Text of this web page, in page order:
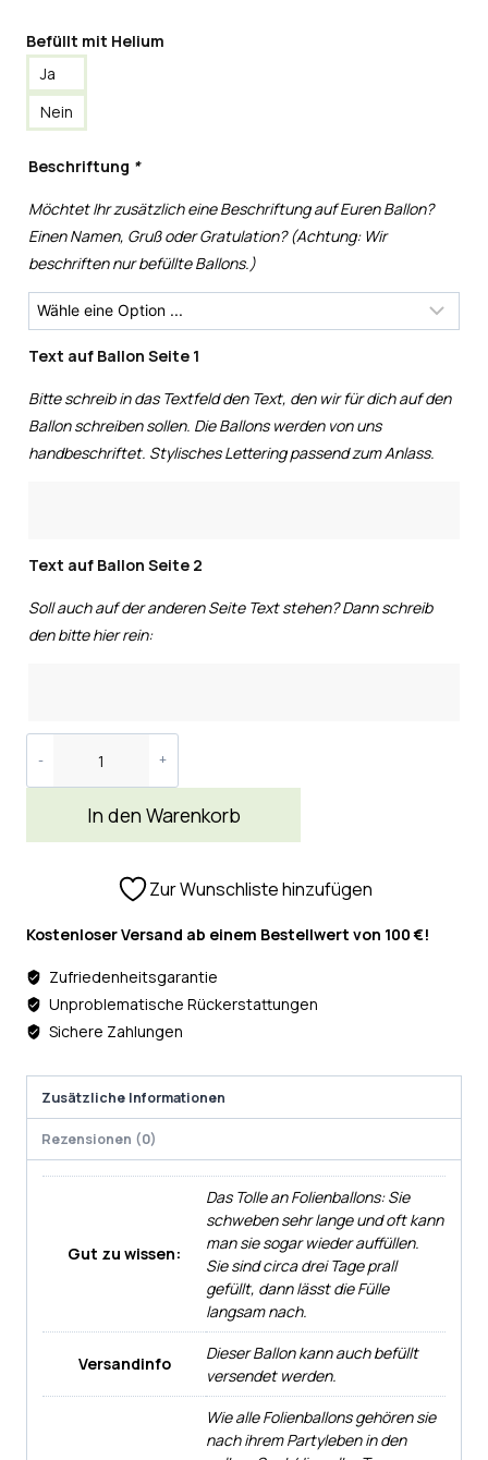
Befüllt mit Helium
Ja
Nein
Beschriftung *
Möchtet Ihr zusätzlich eine Beschriftung auf Euren Ballon?
Einen Namen, Gruß oder Gratulation? (Achtung: Wir
beschriften nur befüllte Ballons.)
Text auf Ballon Seite 1
Bitte schreib in das Textfeld den Text, den wir für dich auf den
Ballon schreiben sollen. Die Ballons werden von uns
handbeschriftet. Stylisches Lettering passend zum Anlass.
Text auf Ballon Seite 2
Soll auch auf der anderen Seite Text stehen? Dann schreib
den bitte hier rein:
In den Warenkorb
Zur Wunschliste hinzufügen
Kostenloser Versand ab einem Bestellwert von 100 €!
Zufriedenheitsgarantie
Unproblematische Rückerstattungen
Sichere Zahlungen
Zusätzliche Informationen
Rezensionen (0)
Gut zu wissen:
Das Tolle an Folienballons: Sie
schweben sehr lange und oft kann
man sie sogar wieder auffüllen.
Sie sind circa drei Tage prall
gefüllt, dann lässt die Fülle
langsam nach.
Versandinfo
Dieser Ballon kann auch befüllt
versendet werden.
Wie alle Folienballons gehören sie
nach ihrem Partyleben in den